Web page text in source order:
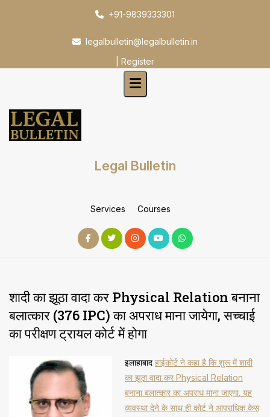
+91-9839333301
legalbulletin@legalbulletin.in
Register
Legal Bulletin
Services Courses
शादी का झूठा वादा कर Physical Relation बनाना
बलात्कार (376 IPC) का अपराध माना जायेगा, सच्चाई
का परीक्षण ट्रायल कोर्ट में होगा
इलाहाबाद हाईकोर्ट ने कहा है कि शुरू में शादी
का झूठा वादा कर Physical Relation
बनाना बलात्कार का अपराध माना जाएगा. यह
व्यवस्था देने के साथ ही कोर्ट ने आपराधिक केस